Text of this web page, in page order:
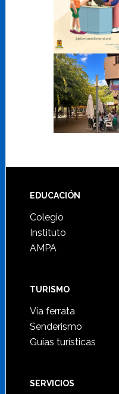
Footer
EDUCACIÓN
Colegio
Instituto
AMPA
TURISMO
Vía ferrata
Senderismo
Guías turísticas
SERVICIOS